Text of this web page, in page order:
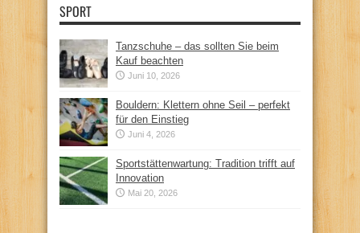
SPORT
Tanzschuhe – das sollten Sie beim
Kauf beachten
Juni 10, 2026
Bouldern: Klettern ohne Seil – perfekt
für den Einstieg
Juni 4, 2026
Sportstättenwartung: Tradition trifft auf
Innovation
Mai 20, 2026